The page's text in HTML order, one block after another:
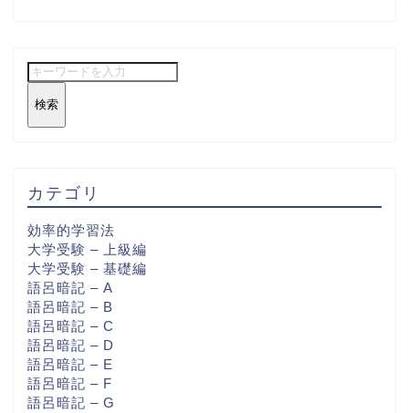
検索
カテゴリ
効率的学習法
大学受験 – 上級編
大学受験 – 基礎編
語呂暗記 – A
語呂暗記 – B
語呂暗記 – C
語呂暗記 – D
語呂暗記 – E
語呂暗記 – F
語呂暗記 – G